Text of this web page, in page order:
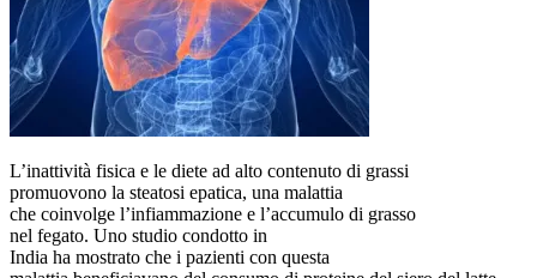
L’inattività fisica e le diete ad alto contenuto di grassi
promuovono la steatosi epatica, una malattia
che coinvolge l’infiammazione e l’accumulo di grasso
nel fegato. Uno studio condotto in
India ha mostrato che i pazienti con questa